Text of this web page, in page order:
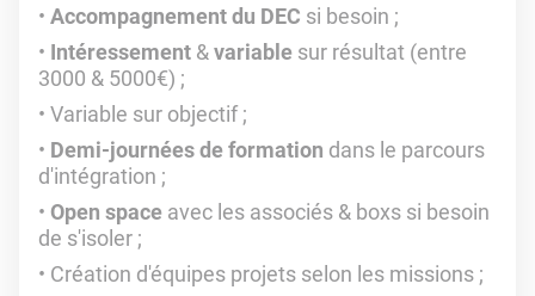
Accompagnement du DEC si besoin ;
Intéressement &variable sur résultat (entre
3000 & 5000€) ;
Variable sur objectif ;
Demi-journées de formation dans le parcours
d'intégration ;
Open space avec les associés & boxs si besoin
de s'isoler ;
Création d'équipes projets selon les missions ;